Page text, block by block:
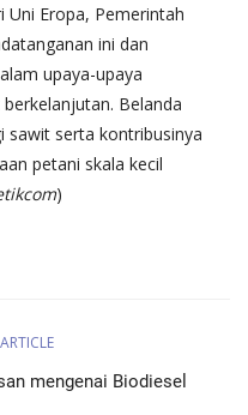
Eropa, Pemerintah
ini dan
upaya-upaya
Belanda
sawit serta kontribusinya
petani skala kecil
)
mengenai Biodiesel